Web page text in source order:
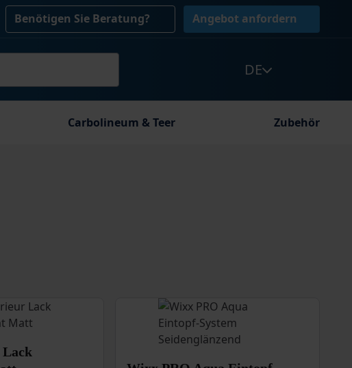
Benötigen Sie Beratung? Angebot anfordern
DE
Carbolineum & Teer Zubehör
Dieses